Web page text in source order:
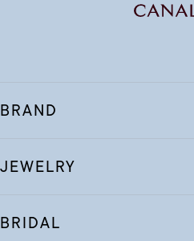
BRAND
JEWELRY
BRIDAL